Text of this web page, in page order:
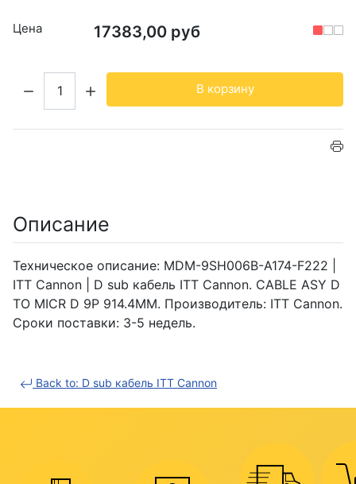
Цена 17383,00 руб
В корзину
Описание
Техническое описание: MDM-9SH006B-A174-F222 |
ITT Cannon | D sub кабель ITT Cannon. CABLE ASY D
TO MICR D 9P 914.4MM. Производитель: ITT Cannon.
Сроки поставки: 3-5 недель.
Back to: D sub кабель ITT Cannon